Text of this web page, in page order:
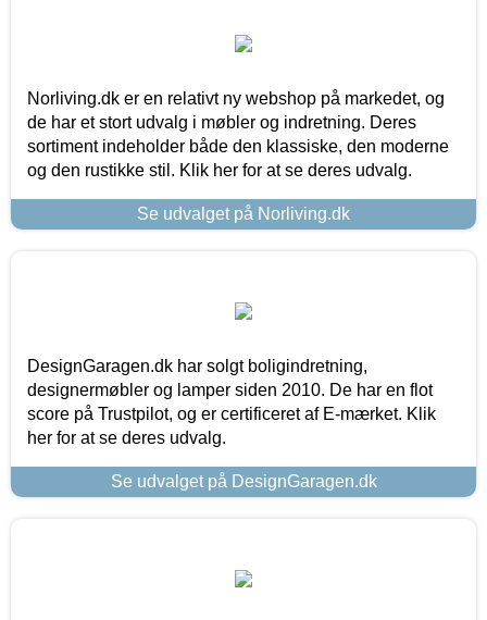
Norliving.dk er en relativt ny webshop på markedet, og
de har et stort udvalg i møbler og indretning. Deres
sortiment indeholder både den klassiske, den moderne
og den rustikke stil. Klik her for at se deres udvalg.
Se udvalget på Norliving.dk
DesignGaragen.dk har solgt boligindretning,
designermøbler og lamper siden 2010. De har en flot
score på Trustpilot, og er certificeret af E-mærket. Klik
her for at se deres udvalg.
Se udvalget på DesignGaragen.dk